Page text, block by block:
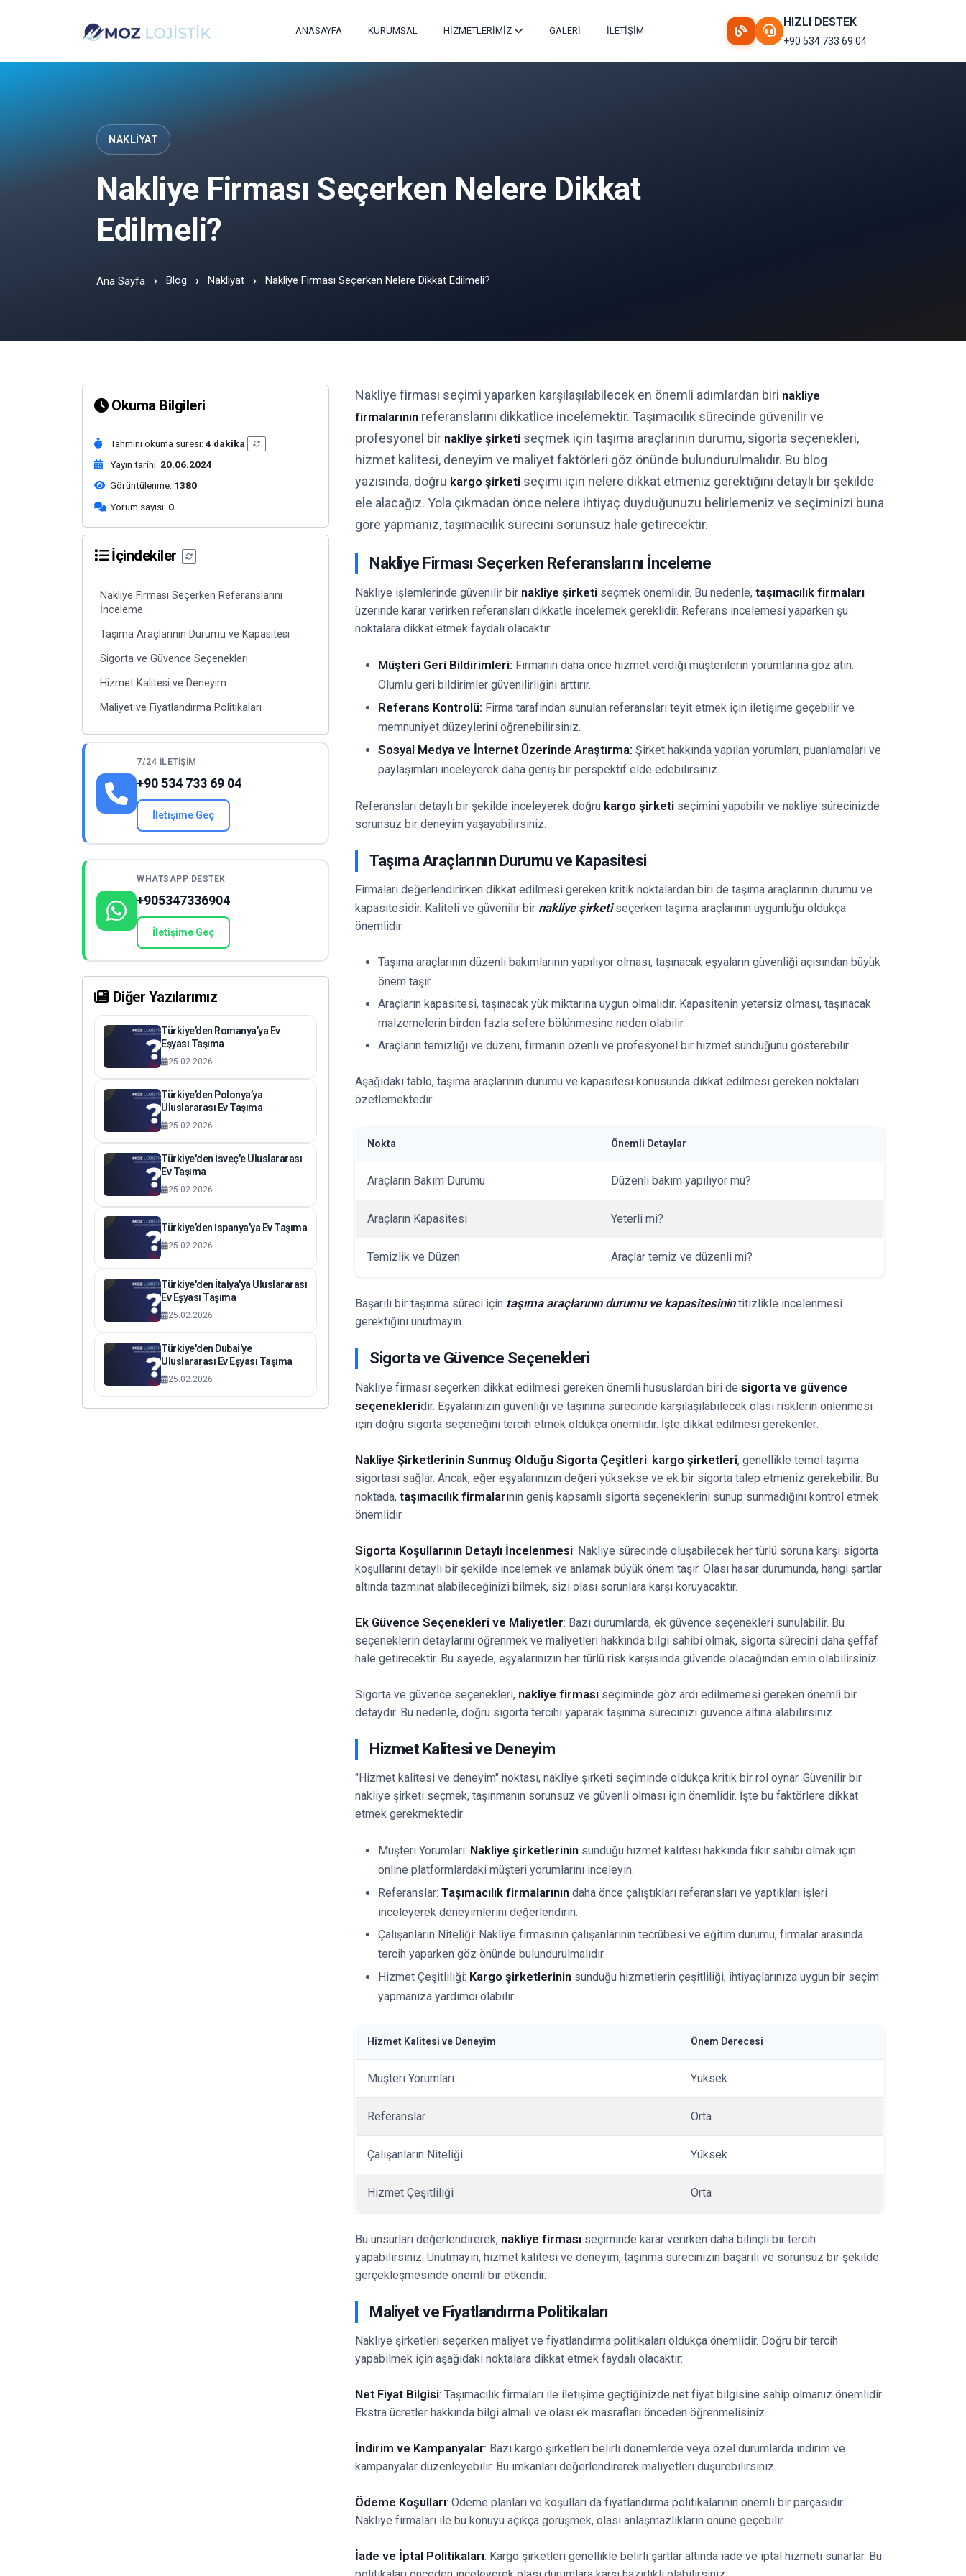
ANASAYFA KURUMSAL HİZMETLERİMİZ GALERİ İLETİŞİM
HIZLI DESTEK
+90 534 733 69 04
NAKLIYAT
Nakliye Firması Seçerken Nelere Dikkat
Edilmeli?
Ana Sayfa Blog Nakliyat Nakliye Firması Seçerken Nelere Dikkat Edilmeli?
Okuma Bilgileri
Tahmini okuma süresi:4 dakika
Yayın tarihi: 20.06.2024
Görüntülenme: 1380
Yorum sayısı: 0
İçindekiler
Nakliye Firması Seçerken Referanslarını
İnceleme
Taşıma Araçlarının Durumu ve Kapasitesi
Sigorta ve Güvence Seçenekleri
Hizmet Kalitesi ve Deneyim
Maliyet ve Fiyatlandırma Politikaları
7/24 İLETIŞIM
+90 534 733 69 04
İletişime Geç
WHATSAPP DESTEK
+905347336904
İletişime Geç
Diğer Yazılarımız
Türkiye’den Romanya’ya Ev
Eşyası Taşıma
25.02.2026
Türkiye’den Polonya’ya
Uluslararası Ev Taşıma
25.02.2026
Türkiye'den İsveç'e Uluslararası
Ev Taşıma
25.02.2026
Türkiye’den İspanya’ya Ev Taşıma
25.02.2026
Türkiye'den İtalya'ya Uluslararası
Ev Eşyası Taşıma
25.02.2026
Türkiye'den Dubai'ye
Uluslararası Ev Eşyası Taşıma
25.02.2026
Nakliye firması seçimi yaparken karşılaşılabilecek en önemli adımlardan biri nakliye
firmalarının referanslarını dikkatlice incelemektir. Taşımacılık sürecinde güvenilir ve
profesyonel bir nakliye şirketi seçmek için taşıma araçlarının durumu, sigorta seçenekleri,
hizmet kalitesi, deneyim ve maliyet faktörleri göz önünde bulundurulmalıdır. Bu blog
yazısında, doğru kargo şirketi seçimi için nelere dikkat etmeniz gerektiğini detaylı bir şekilde
ele alacağız. Yola çıkmadan önce nelere ihtiyaç duyduğunuzu belirlemeniz ve seçiminizi buna
göre yapmanız, taşımacılık sürecini sorunsuz hale getirecektir.
Nakliye Firması Seçerken Referanslarını İnceleme
Nakliye işlemlerinde güvenilir bir nakliye şirketi seçmek önemlidir. Bu nedenle, taşımacılık firmaları
üzerinde karar verirken referansları dikkatle incelemek gereklidir. Referans incelemesi yaparken şu
noktalara dikkat etmek faydalı olacaktır:
Müşteri Geri Bildirimleri: Firmanın daha önce hizmet verdiği müşterilerin yorumlarına göz atın.
Olumlu geri bildirimler güvenilirliğini arttırır.
Referans Kontrolü: Firma tarafından sunulan referansları teyit etmek için iletişime geçebilir ve
memnuniyet düzeylerini öğrenebilirsiniz.
Sosyal Medya ve İnternet Üzerinde Araştırma: Şirket hakkında yapılan yorumları, puanlamaları ve
paylaşımları inceleyerek daha geniş bir perspektif elde edebilirsiniz.
Referansları detaylı bir şekilde inceleyerek doğru kargo şirketi seçimini yapabilir ve nakliye sürecinizde
sorunsuz bir deneyim yaşayabilirsiniz.
Taşıma Araçlarının Durumu ve Kapasitesi
Firmaları değerlendirirken dikkat edilmesi gereken kritik noktalardan biri de taşıma araçlarının durumu ve
kapasitesidir. Kaliteli ve güvenilir bir nakliye şirketiseçerken taşıma araçlarının uygunluğu oldukça
önemlidir.
Taşıma araçlarının düzenli bakımlarının yapılıyor olması, taşınacak eşyaların güvenliği açısından büyük
önem taşır.
Araçların kapasitesi, taşınacak yük miktarına uygun olmalıdır. Kapasitenin yetersiz olması, taşınacak
malzemelerin birden fazla sefere bölünmesine neden olabilir.
Araçların temizliği ve düzeni, firmanın özenli ve profesyonel bir hizmet sunduğunu gösterebilir.
Aşağıdaki tablo, taşıma araçlarının durumu ve kapasitesi konusunda dikkat edilmesi gereken noktaları
özetlemektedir:
Nokta Önemli Detaylar
Araçların Bakım Durumu Düzenli bakım yapılıyor mu?
Araçların Kapasitesi Yeterli mi?
Temizlik ve Düzen Araçlar temiz ve düzenli mi?
Başarılı bir taşınma süreci için taşıma araçlarının durumu ve kapasitesinintitizlikle incelenmesi
gerektiğini unutmayın.
Sigorta ve Güvence Seçenekleri
Nakliye firması seçerken dikkat edilmesi gereken önemli hususlardan biri de sigorta ve güvence
seçenekleridir. Eşyalarınızın güvenliği ve taşınma sürecinde karşılaşılabilecek olası risklerin önlenmesi
için doğru sigorta seçeneğini tercih etmek oldukça önemlidir. İşte dikkat edilmesi gerekenler:
Nakliye Şirketlerinin Sunmuş Olduğu Sigorta Çeşitleri: kargo şirketleri, genellikle temel taşıma
sigortası sağlar. Ancak, eğer eşyalarınızın değeri yüksekse ve ek bir sigorta talep etmeniz gerekebilir. Bu
noktada, taşımacılık firmalarının geniş kapsamlı sigorta seçeneklerini sunup sunmadığını kontrol etmek
önemlidir.
Sigorta Koşullarının Detaylı İncelenmesi: Nakliye sürecinde oluşabilecek her türlü soruna karşı sigorta
koşullarını detaylı bir şekilde incelemek ve anlamak büyük önem taşır. Olası hasar durumunda, hangi şartlar
altında tazminat alabileceğinizi bilmek, sizi olası sorunlara karşı koruyacaktır.
Ek Güvence Seçenekleri ve Maliyetler: Bazı durumlarda, ek güvence seçenekleri sunulabilir. Bu
seçeneklerin detaylarını öğrenmek ve maliyetleri hakkında bilgi sahibi olmak, sigorta sürecini daha şeffaf
hale getirecektir. Bu sayede, eşyalarınızın her türlü risk karşısında güvende olacağından emin olabilirsiniz.
Sigorta ve güvence seçenekleri, nakliye firması seçiminde göz ardı edilmemesi gereken önemli bir
detaydır. Bu nedenle, doğru sigorta tercihi yaparak taşınma sürecinizi güvence altına alabilirsiniz.
Hizmet Kalitesi ve Deneyim
"Hizmet kalitesi ve deneyim" noktası, nakliye şirketi seçiminde oldukça kritik bir rol oynar. Güvenilir bir
nakliye şirketi seçmek, taşınmanın sorunsuz ve güvenli olması için önemlidir. İşte bu faktörlere dikkat
etmek gerekmektedir:
Müşteri Yorumları: Nakliye şirketlerinin sunduğu hizmet kalitesi hakkında fikir sahibi olmak için
online platformlardaki müşteri yorumlarını inceleyin.
Referanslar: Taşımacılık firmalarının daha önce çalıştıkları referansları ve yaptıkları işleri
inceleyerek deneyimlerini değerlendirin.
Çalışanların Niteliği: Nakliye firmasının çalışanlarının tecrübesi ve eğitim durumu, firmalar arasında
tercih yaparken göz önünde bulundurulmalıdır.
Hizmet Çeşitliliği: Kargo şirketlerinin sunduğu hizmetlerin çeşitliliği, ihtiyaçlarınıza uygun bir seçim
yapmanıza yardımcı olabilir.
Hizmet Kalitesi ve Deneyim Önem Derecesi
Müşteri Yorumları Yüksek
Referanslar Orta
Çalışanların Niteliği Yüksek
Hizmet Çeşitliliği Orta
Bu unsurları değerlendirerek, nakliye firması seçiminde karar verirken daha bilinçli bir tercih
yapabilirsiniz. Unutmayın, hizmet kalitesi ve deneyim, taşınma sürecinizin başarılı ve sorunsuz bir şekilde
gerçekleşmesinde önemli bir etkendir.
Maliyet ve Fiyatlandırma Politikaları
Nakliye şirketleri seçerken maliyet ve fiyatlandırma politikaları oldukça önemlidir. Doğru bir tercih
yapabilmek için aşağıdaki noktalara dikkat etmek faydalı olacaktır:
Net Fiyat Bilgisi: Taşımacılık firmaları ile iletişime geçtiğinizde net fiyat bilgisine sahip olmanız önemlidir.
Ekstra ücretler hakkında bilgi almalı ve olası ek masrafları önceden öğrenmelisiniz.
İndirim ve Kampanyalar: Bazı kargo şirketleri belirli dönemlerde veya özel durumlarda indirim ve
kampanyalar düzenleyebilir. Bu imkanları değerlendirerek maliyetleri düşürebilirsiniz.
Ödeme Koşulları: Ödeme planları ve koşulları da fiyatlandırma politikalarının önemli bir parçasıdır.
Nakliye firmaları ile bu konuyu açıkça görüşmek, olası anlaşmazlıkların önüne geçebilir.
İade ve İptal Politikaları: Kargo şirketleri genellikle belirli şartlar altında iade ve iptal hizmeti sunarlar. Bu